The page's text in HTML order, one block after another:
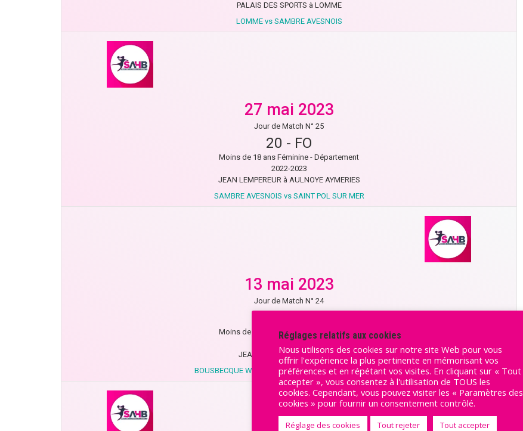
PALAIS DES SPORTS à LOMME
LOMME vs SAMBRE AVESNOIS
27 mai 2023
Jour de Match N° 25
20 - FO
Moins de 18 ans Féminine - Département
2022-2023
JEAN LEMPEREUR à AULNOYE AYMERIES
SAMBRE AVESNOIS vs SAINT POL SUR MER
13 mai 2023
Jour de Match N° 24
Moins de 18 ans Féminine - Département
2022-2023
JEAN DEBUF à BOUSBECQUE
BOUSBECQUE WERVICQ U18F-2 vs SAMBRE AVESNOIS
Réglages relatifs aux cookies
Nous utilisons des cookies sur notre site Web pour vous
offrir l'expérience la plus pertinente en mémorisant vos
préférences et en répétant vos visites. En cliquant sur « Tout
accepter », vous consentez à l'utilisation de TOUS les
cookies. Cependant, vous pouvez visiter les « Paramètres des
cookies » pour fournir un consentement contrôlé.
Réglage des cookies Tout rejeter Tout accepter